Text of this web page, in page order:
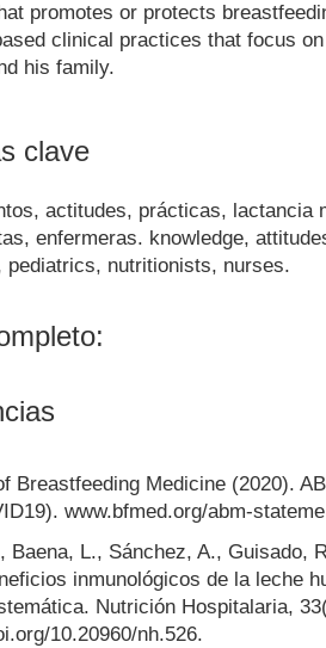
promotes or protects
clinical practices that focus
his family.
clave
actitudes, prácticas, lactancia
enfermeras. knowledge,
pediatrics, nutritionists, nurses.
Breastfeeding Medicine (2020).
www.bfmed.org/abm-
Baena, L., Sánchez, A., Guisado,
inmunológicos de la leche
Nutrición Hospitalaria,
10.20960/nh.526.